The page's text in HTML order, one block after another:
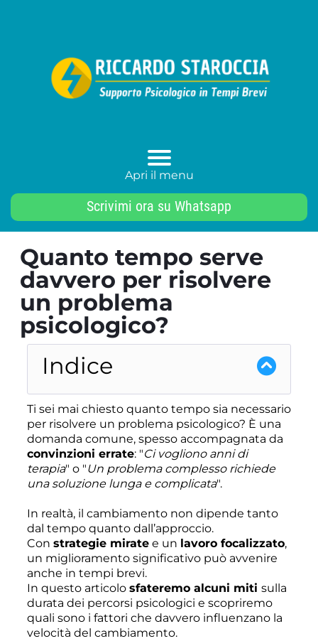
Apri il menu
Scrivimi ora su Whatsapp
Quanto tempo serve
davvero per risolvere
un problema
psicologico?
Indice
Ti sei mai chiesto quanto tempo sia necessario
per risolvere un problema psicologico? È una
domanda comune, spesso accompagnata da
convinzioni errate: "Ci vogliono anni di
terapia" o "Un problema complesso richiede
una soluzione lunga e complicata".
In realtà, il cambiamento non dipende tanto
dal tempo quanto dall’approccio.
Con strategie mirate e un lavoro focalizzato,
un miglioramento significativo può avvenire
anche in tempi brevi.
In questo articolo sfateremo alcuni miti sulla
durata dei percorsi psicologici e scopriremo
quali sono i fattori che davvero influenzano la
velocità del cambiamento.